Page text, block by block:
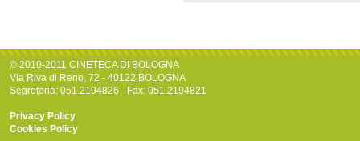
© 2010-2011 CINETECA DI BOLOGNA
Via Riva di Reno, 72 - 40122 BOLOGNA
Segreteria: 051.2194826 - Fax: 051.2194821
Privacy Policy
Cookies Policy